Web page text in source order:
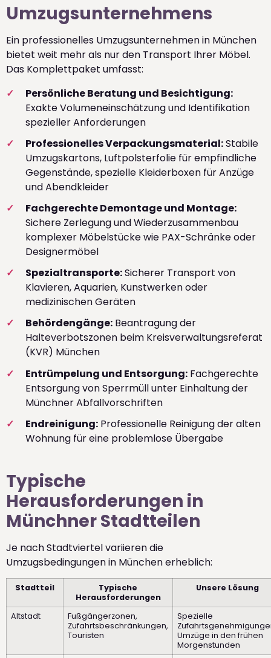
Umzugsunternehmens
Ein professionelles Umzugsunternehmen in München
bietet weit mehr als nur den Transport Ihrer Möbel.
Das Komplettpaket umfasst:
Persönliche Beratung und Besichtigung:
Exakte Volumeneinschätzung und Identifikation
spezieller Anforderungen
Professionelles Verpackungsmaterial:Stabile
Umzugskartons, Luftpolsterfolie für empfindliche
Gegenstände, spezielle Kleiderboxen für Anzüge
und Abendkleider
Fachgerechte Demontage und Montage:
Sichere Zerlegung und Wiederzusammenbau
komplexer Möbelstücke wie PAX-Schränke oder
Designermöbel
Spezialtransporte:Sicherer Transport von
Klavieren, Aquarien, Kunstwerken oder
medizinischen Geräten
Behördengänge: Beantragung der
Halteverbotszonen beim Kreisverwaltungsreferat
(KVR) München
Entrümpelung und Entsorgung: Fachgerechte
Entsorgung von Sperrmüll unter Einhaltung der
Münchner Abfallvorschriften
Endreinigung: Professionelle Reinigung der alten
Wohnung für eine problemlose Übergabe
Typische
Herausforderungen in
Münchner Stadtteilen
Je nach Stadtviertel variieren die
Umzugsbedingungen in München erheblich:
Stadtteil
Typische
Herausforderungen
Unsere Lösung
Altstadt
Fußgängerzonen,
Zufahrtsbeschränkungen,
Touristen
Spezielle
Umzüge in den frühen
Morgenstunden